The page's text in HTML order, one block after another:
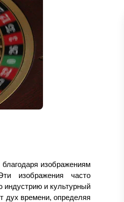
изображениям
изображения часто
индустрию и культурный
дух времени, определяя